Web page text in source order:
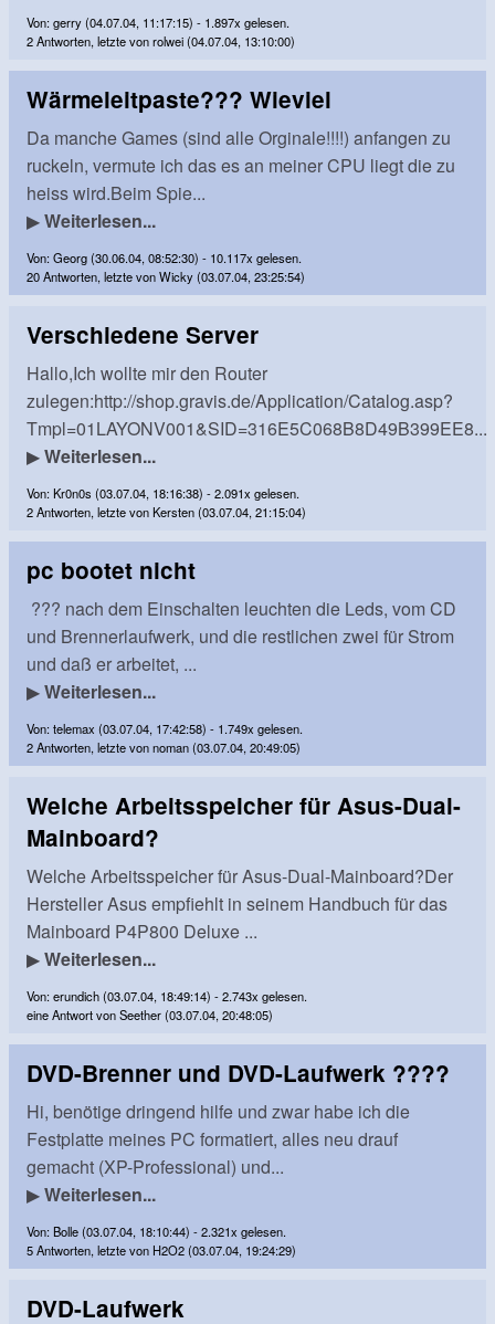
Von: gerry (04.07.04, 11:17:15) - 1.897x gelesen.
2 Antworten, letzte von rolwei (04.07.04, 13:10:00)
Wärmeleitpaste??? Wieviel
Da manche Games (sind alle Orginale!!!!) anfangen zu
ruckeln, vermute ich das es an meiner CPU liegt die zu
heiss wird.Beim Spie...
▶Weiterlesen...
Von: Georg (30.06.04, 08:52:30) - 10.117x gelesen.
20 Antworten, letzte von Wicky (03.07.04, 23:25:54)
Verschiedene Server
Hallo,Ich wollte mir den Router
zulegen:http://shop.gravis.de/Application/Catalog.asp?
Tmpl=01LAYONV001&SID=316E5C068B8D49B399EE8...
▶Weiterlesen...
Von: Kr0n0s (03.07.04, 18:16:38) - 2.091x gelesen.
2 Antworten, letzte von Kersten (03.07.04, 21:15:04)
pc bootet nicht
??? nach dem Einschalten leuchten die Leds, vom CD
und Brennerlaufwerk, und die restlichen zwei für Strom
und daß er arbeitet, ...
▶Weiterlesen...
Von: telemax (03.07.04, 17:42:58) - 1.749x gelesen.
2 Antworten, letzte von noman (03.07.04, 20:49:05)
Welche Arbeitsspeicher für Asus-Dual-
Mainboard?
Welche Arbeitsspeicher für Asus-Dual-Mainboard?Der
Hersteller Asus empfiehlt in seinem Handbuch für das
Mainboard P4P800 Deluxe ...
▶Weiterlesen...
Von: erundich (03.07.04, 18:49:14) - 2.743x gelesen.
eine Antwort von Seether (03.07.04, 20:48:05)
DVD-Brenner und DVD-Laufwerk ????
Hi, benötige dringend hilfe und zwar habe ich die
Festplatte meines PC formatiert, alles neu drauf
gemacht (XP-Professional) und...
▶Weiterlesen...
Von: Bolle (03.07.04, 18:10:44) - 2.321x gelesen.
5 Antworten, letzte von H2O2 (03.07.04, 19:24:29)
DVD-Laufwerk